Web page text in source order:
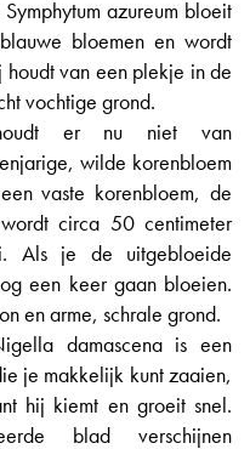
azureum bloeit
bloemen en wordt
van een plekje in de
vochtige grond.
er nu niet van
wilde korenbloem
vaste korenbloem, de
circa 50 centimeter
Als je de uitgebloeide
een keer gaan bloeien.
en arme, schrale grond.
damascena is een
je makkelijk kunt zaaien,
hij kiemt en groeit snel.
blad verschijnen